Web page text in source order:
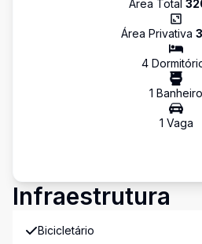
Área Total
Área Privativa
4
1 Banheiro
1 Vaga
Infraestrutura
Bicicletário